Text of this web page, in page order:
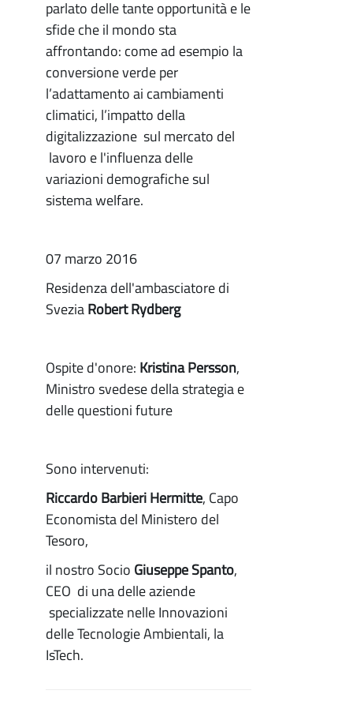
parlato delle tante opportunità e le
sfide che il mondo sta
affrontando: come ad esempio la
conversione verde per
l’adattamento ai cambiamenti
climatici, l’impatto della
digitalizzazione sul mercato del
lavoro e l'influenza delle
variazioni demografiche sul
sistema welfare.
07 marzo 2016
Residenza dell'ambasciatore di
SveziaRobert Rydberg
Ospite d'onore: Kristina Persson,
Ministro svedese della strategia e
delle questioni future
Sono intervenuti:
Riccardo Barbieri Hermitte, Capo
Economista del Ministero del
Tesoro,
il nostro Socio Giuseppe Spanto,
CEO di una delle aziende
specializzate nelle Innovazioni
delle Tecnologie Ambientali, la
IsTech.